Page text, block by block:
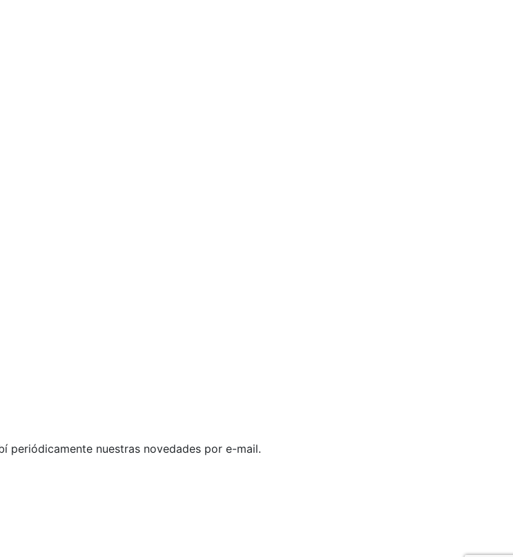
periódicamente nuestras novedades por e-mail.